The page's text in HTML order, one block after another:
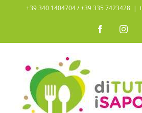
contenuto
+39 340 1404704 / ‭+39 335 7423428‬ |
Facebook